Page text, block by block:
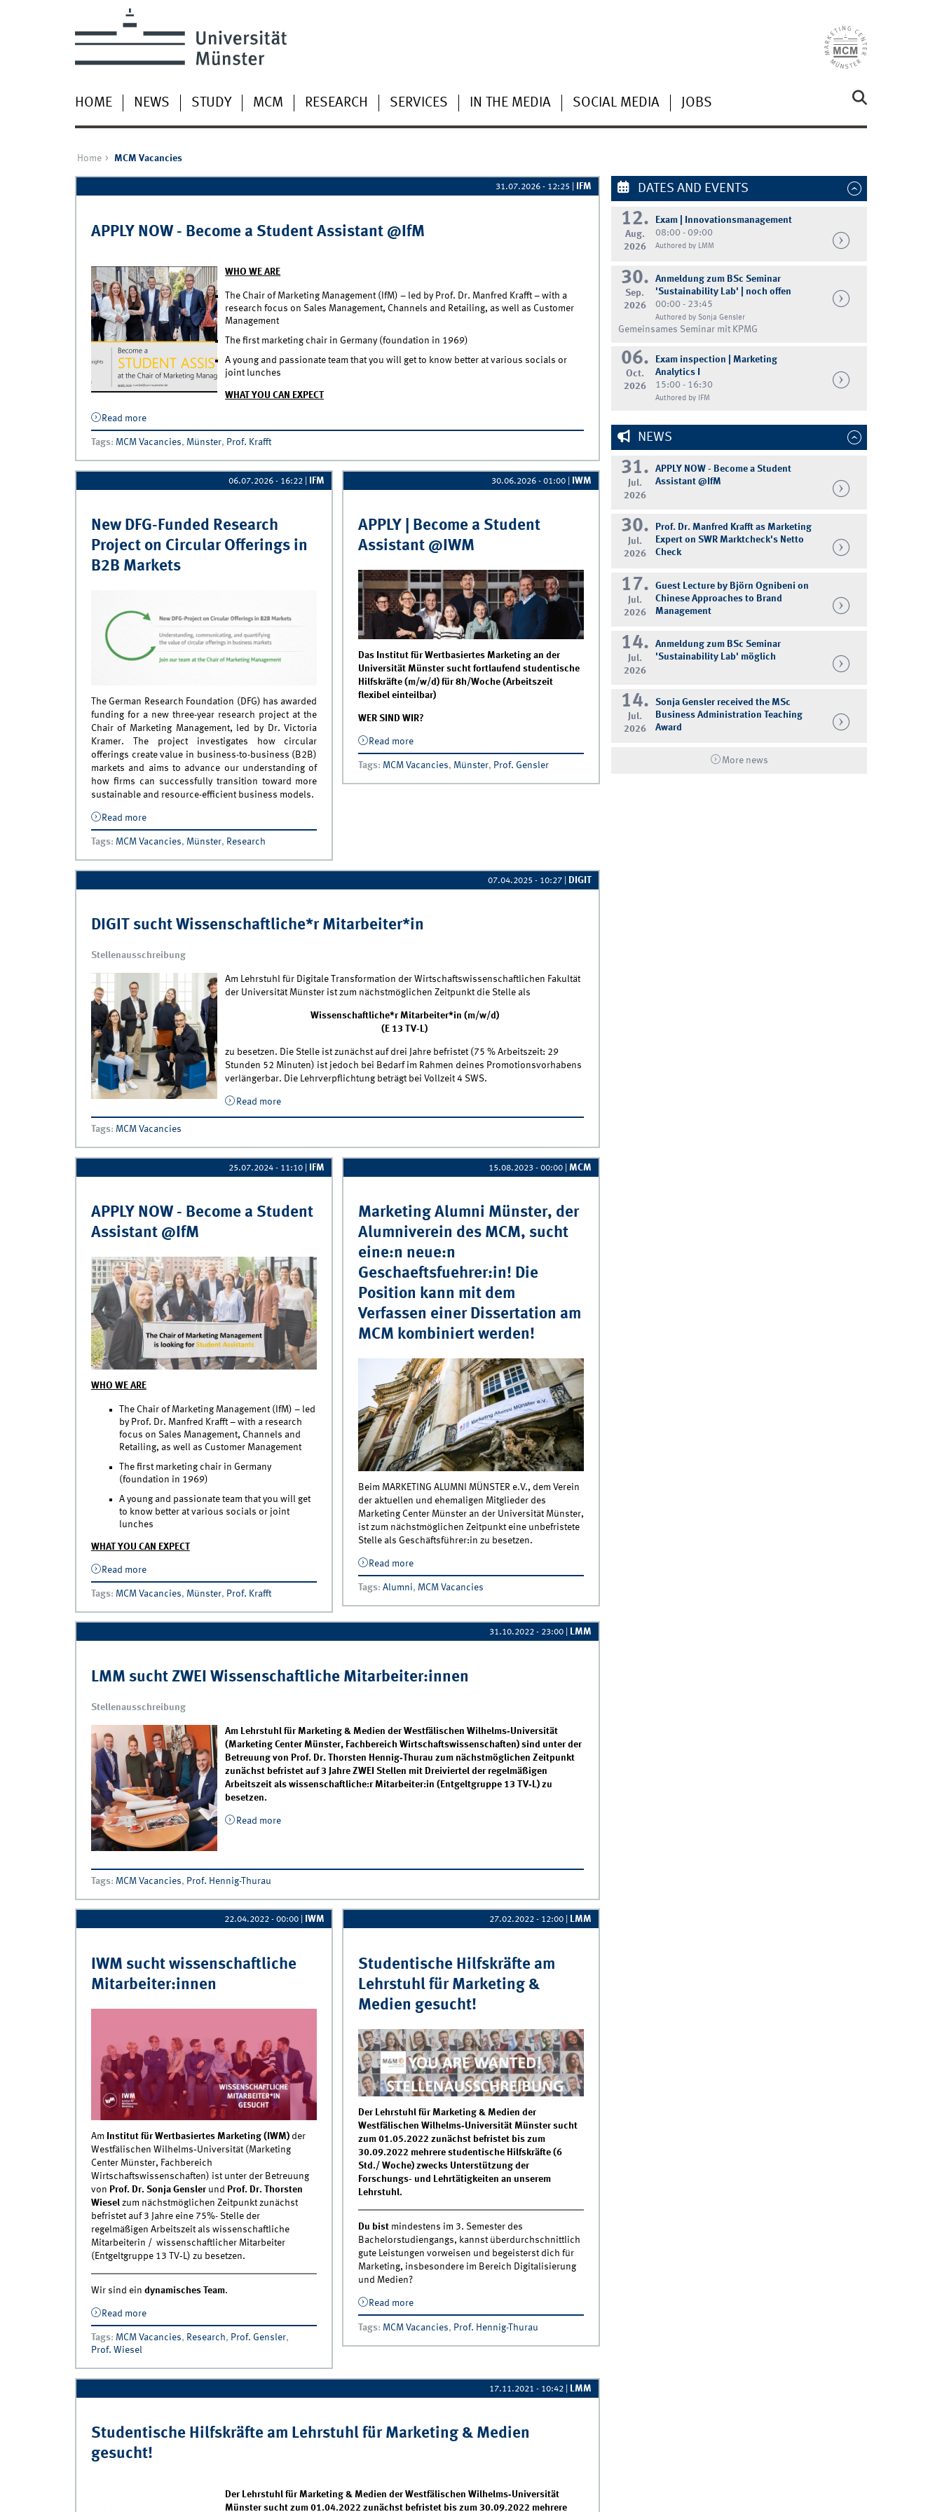
HOME NEWS STUDY MCM RESEARCH SERVICES IN THE MEDIA SOCIAL MEDIA JOBS
Home MCM Vacancies
31.07.2026 - 12:25 IFM
APPLY NOW - Become a Student Assistant @IfM
WHO WE ARE
The Chair of Marketing Management (IfM) – led by Prof. Dr. Manfred Krafft – with a
research focus on Sales Management, Channels and Retailing, as well as Customer
Management
The first marketing chair in Germany (foundation in 1969)
A young and passionate team that you will get to know better at various socials or
joint lunches
WHAT YOU CAN EXPECT
Read more
Tags: MCM Vacancies, Münster, Prof. Krafft
06.07.2026 - 16:22 IFM
New DFG-Funded Research
Project on Circular Offerings in
B2B Markets
The German Research Foundation (DFG) has awarded
funding for a new three-year research project at the
Chair of Marketing Management, led by Dr. Victoria
Kramer. The project investigates how circular
offerings create value in business-to-business (B2B)
markets and aims to advance our understanding of
how firms can successfully transition toward more
sustainable and resource-efficient business models.
Read more
Circular Offerings in B2B Markets
Tags: MCM Vacancies, Münster, Research
30.06.2026 - 01:00 IWM
APPLY | Become a Student
Assistant @IWM
Das Institut für Wertbasiertes Marketing an der
Universität Münster sucht fortlaufend studentische
Hilfskräfte (m/w/d) für 8h/Woche (Arbeitszeit
flexibel einteilbar)
WER SIND WIR?
Read more
@IWM
Tags: MCM Vacancies, Münster, Prof. Gensler
07.04.2025 - 10:27 DIGIT
DIGIT sucht Wissenschaftliche*r Mitarbeiter*in
Stellenausschreibung
Am Lehrstuhl für Digitale Transformation der Wirtschaftswissenschaftlichen Fakultät
der Universität Münster ist zum nächstmöglichen Zeitpunkt die Stelle als
Wissenschaftliche*r Mitarbeiter*in (m/w/d)
(E 13 TV-L)
zu besetzen. Die Stelle ist zunächst auf drei Jahre befristet (75 % Arbeitszeit: 29
Stunden 52 Minuten) ist jedoch bei Bedarf im Rahmen deines Promotionsvorhabens
verlängerbar. Die Lehrverpflichtung beträgt bei Vollzeit 4 SWS.
Read moreabout DIGIT sucht Wissenschaftliche*r Mitarbeiter*in
Tags: MCM Vacancies
25.07.2024 - 11:10 IFM
APPLY NOW - Become a Student
Assistant @IfM
WHO WE ARE
The Chair of Marketing Management (IfM) – led
by Prof. Dr. Manfred Krafft – with a research
focus on Sales Management, Channels and
Retailing, as well as Customer Management
The first marketing chair in Germany
(foundation in 1969)
A young and passionate team that you will get
to know better at various socials or joint
lunches
WHAT YOU CAN EXPECT
Read more
Assistant @IfM
Tags: MCM Vacancies, Münster, Prof. Krafft
15.08.2023 - 00:00 |MCM
Marketing Alumni Münster, der
Alumniverein des MCM, sucht
eine:n neue:n
Geschaeftsfuehrer:in! Die
Position kann mit dem
Verfassen einer Dissertation am
MCM kombiniert werden!
Beim MARKETING ALUMNI MÜNSTER e.V., dem Verein
der aktuellen und ehemaligen Mitglieder des
Marketing Center Münster an der Universität Münster,
ist zum nächstmöglichen Zeitpunkt eine unbefristete
Stelle als Geschäftsführer:in zu besetzen.
Read more
Alumniverein des MCM, sucht eine:n
neue:n Geschaeftsfuehrer:in! Die Position
Tags: Alumni, MCM Vacancies
31.10.2022 - 23:00 LMM
LMM sucht ZWEI Wissenschaftliche Mitarbeiter:innen
Stellenausschreibung
Am Lehrstuhl für Marketing & Medien der Westfälischen Wilhelms‐Universität
(Marketing Center Münster, Fachbereich Wirtschaftswissenschaften) sind unter der
Betreuung von Prof. Dr. Thorsten Hennig‐Thurau zum nächstmöglichen Zeitpunkt
zunächst befristet auf 3 Jahre ZWEI Stellen mit Dreiviertel der regelmäßigen
Arbeitszeit als wissenschaftliche:r Mitarbeiter:in (Entgeltgruppe 13 TV‐L) zu
besetzen.
Read moreabout LMM sucht ZWEI Wissenschaftliche Mitarbeiter:innen
Tags: MCM Vacancies, Prof. Hennig-Thurau
22.04.2022 - 00:00 IWM
IWM sucht wissenschaftliche
Mitarbeiter:innen
Am Institut für Wertbasiertes Marketing (IWM) der
Westfälischen Wilhelms‐Universität (Marketing
Center Münster, Fachbereich
Wirtschaftswissenschaften) ist unter der Betreuung
von Prof. Dr. Sonja Gensler und Prof. Dr. Thorsten
Wiesel zum nächstmöglichen Zeitpunkt zunächst
befristet auf 3 Jahre eine 75%- Stelle der
regelmäßigen Arbeitszeit als wissenschaftliche
Mitarbeiterin / wissenschaftlicher Mitarbeiter
(Entgeltgruppe 13 TV‐L) zu besetzen.
Wir sind ein dynamisches Team.
Read more
Mitarbeiter:innen
Tags: MCM Vacancies, Research, Prof. Gensler,
Prof. Wiesel
27.02.2022 - 12:00 LMM
Studentische Hilfskräfte am
Lehrstuhl für Marketing &
Medien gesucht!
Der Lehrstuhl für Marketing & Medien der
Westfälischen Wilhelms‐Universität Münster sucht
zum 01.05.2022 zunächst befristet bis zum
30.09.2022 mehrere studentische Hilfskräfte (6
Std./ Woche) zwecks Unterstützung der
Forschungs- und Lehrtätigkeiten an unserem
Lehrstuhl.
Du bistmindestens im 3. Semester des
Bachelorstudiengangs, kannst überdurchschnittlich
gute Leistungen vorweisen und begeisterst dich für
Marketing, insbesondere im Bereich Digitalisierung
und Medien?
Read more
für Marketing &amp; Medien gesucht!
Tags: MCM Vacancies, Prof. Hennig-Thurau
17.11.2021 - 10:42 LMM
Studentische Hilfskräfte am Lehrstuhl für Marketing & Medien
gesucht!
Der Lehrstuhl für Marketing & Medien der Westfälischen Wilhelms‐Universität
Münster sucht zum 01.04.2022 zunächst befristet bis zum 30.09.2022 mehrere
DATES AND EVENTS
12.
Aug.
2026
Exam | Innovationsmanagement
08:00 - 09:00
Authored by LMM
30.
Sep.
2026
Anmeldung zum BSc Seminar
'Sustainability Lab' | noch offen
00:00 - 23:45
Authored by Sonja Gensler
Gemeinsames Seminar mit KPMG
06.
Oct.
2026
Exam inspection | Marketing
Analytics I
15:00 - 16:30
Authored by IFM
NEWS
31.
Jul.
2026
APPLY NOW - Become a Student
Assistant @IfM
30.
Jul.
2026
Prof. Dr. Manfred Krafft as Marketing
Expert on SWR Marktcheck's Netto
Check
17.
Jul.
2026
Guest Lecture by Björn Ognibeni on
Chinese Approaches to Brand
Management
14.
Jul.
2026
Anmeldung zum BSc Seminar
'Sustainability Lab' möglich
14.
Jul.
2026
Sonja Gensler received the MSc
Business Administration Teaching
Award
More news